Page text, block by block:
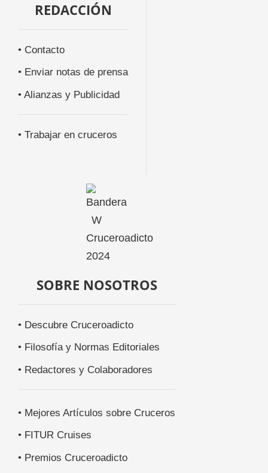
REDACCIÓN
• Contacto
• Enviar notas de prensa
• Alianzas y Publicidad
• Trabajar en cruceros
SOBRE NOSOTROS
• Descubre Cruceroadicto
• Filosofía y Normas Editoriales
• Redactores y Colaboradores
• Mejores Artículos sobre Cruceros
• FITUR Cruises
• Premios Cruceroadicto